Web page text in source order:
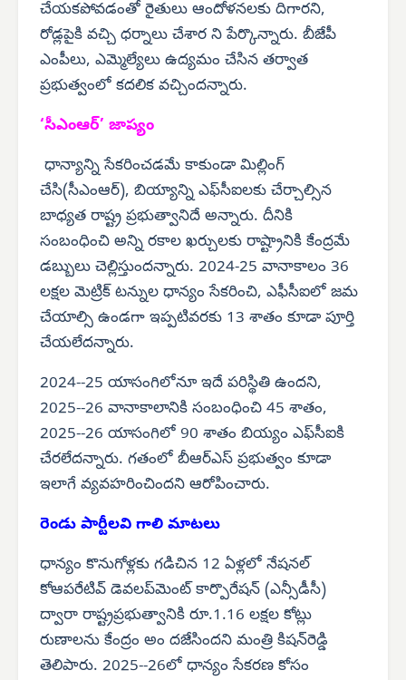
చేయకపోవడంతో రైతులు ఆందోళనలకు దిగారని,
రోడ్లపైకి వచ్చి ధర్నాలు చేశార ని పేర్కొన్నారు. బీజేపీ
ఎంపీలు, ఎమ్మెల్యేలు ఉద్యమం చేసిన తర్వాత
ప్రభుత్వంలో కదలిక వచ్చిందన్నారు.
‘సీఎంఆర్’ జాప్యం
ధాన్యాన్ని సేకరించడమే కాకుండా మిల్లింగ్
చేసి(సీఎంఆర్), బియ్యాన్ని ఎఫ్‌సీఐలకు చేర్చాల్సిన
బాధ్యత రాష్ట్ర ప్రభుత్వానిదే అన్నారు. దీనికి
సంబంధించి అన్ని రకాల ఖర్చులకు రాష్ట్రానికి కేంద్రమే
డబ్బులు చెల్లిస్తుందన్నారు. 2024-25 వానాకాలం 36
లక్షల మెట్రిక్ టన్నుల ధాన్యం సేకరించి, ఎఫీసీఐలో జమ
చేయాల్సి ఉండగా ఇప్పటివరకు 13 శాతం కూడా పూర్తి
చేయలేదన్నారు.
2024--25 యాసంగిలోనూ ఇదే పరిస్థితి ఉందని,
2025--26 వానాకాలానికి సంబంధించి 45 శాతం,
2025--26 యాసంగిలో 90 శాతం బియ్యం ఎఫ్‌సీఐకి
చేరలేదన్నారు. గతంలో బీఆర్‌ఎస్ ప్రభుత్వం కూడా
ఇలాగే వ్యవహరించిందని ఆరోపించారు.
రెండు పార్టీలవి గాలి మాటలు
ధాన్యం కొనుగోళ్లకు గడిచిన 12 ఏళ్లలో నేషనల్
కోఆపరేటివ్ డెవలప్‌మెంట్ కార్పొరేషన్ (ఎన్సీడీసీ)
ద్వారా రాష్ట్రప్రభుత్వానికి రూ.1.16 లక్షల కోట్లు
రుణాలను కేంద్రం అం దజేసిందని మంత్రి కిషన్‌రెడ్డి
తెలిపారు. 2025--26లో ధాన్యం సేకరణ కోసం